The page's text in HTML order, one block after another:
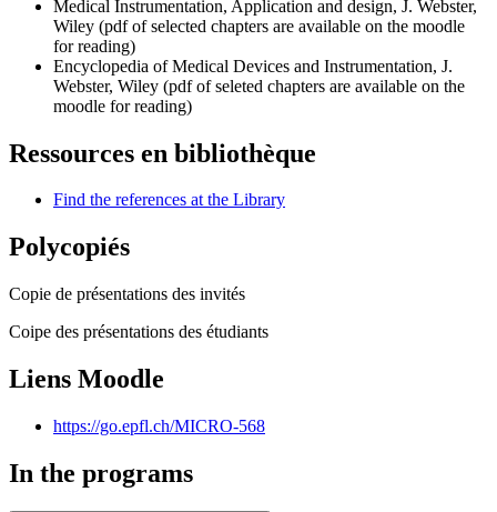
Medical Instrumentation, Application and design, J. Webster,
Wiley (pdf of selected chapters are available on the moodle
for reading)
Encyclopedia of Medical Devices and Instrumentation, J.
Webster, Wiley (pdf of seleted chapters are available on the
moodle for reading)
Ressources en bibliothèque
Find the references at the Library
Polycopiés
Copie de présentations des invités
Coipe des présentations des étudiants
Liens Moodle
https://go.epfl.ch/MICRO-568
In the programs